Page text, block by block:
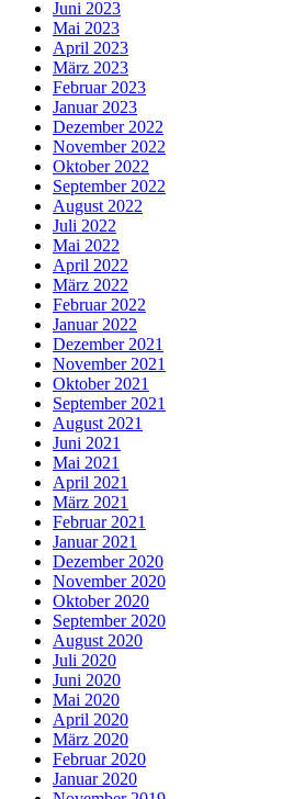
Juni 2023
Mai 2023
April 2023
März 2023
Februar 2023
Januar 2023
Dezember 2022
November 2022
Oktober 2022
September 2022
August 2022
Juli 2022
Mai 2022
April 2022
März 2022
Februar 2022
Januar 2022
Dezember 2021
November 2021
Oktober 2021
September 2021
August 2021
Juni 2021
Mai 2021
April 2021
März 2021
Februar 2021
Januar 2021
Dezember 2020
November 2020
Oktober 2020
September 2020
August 2020
Juli 2020
Juni 2020
Mai 2020
April 2020
März 2020
Februar 2020
Januar 2020